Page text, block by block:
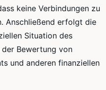
keine Verbindungen zu
Anschließend erfolgt die
Situation des
der Bewertung von
und anderen finanziellen